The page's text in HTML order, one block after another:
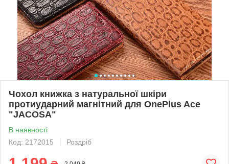
Чохол книжка з натуральної шкіри
протиударний магнітний для OnePlus Ace
"JACOSA"
В наявності
Код: 2172015
Роздріб